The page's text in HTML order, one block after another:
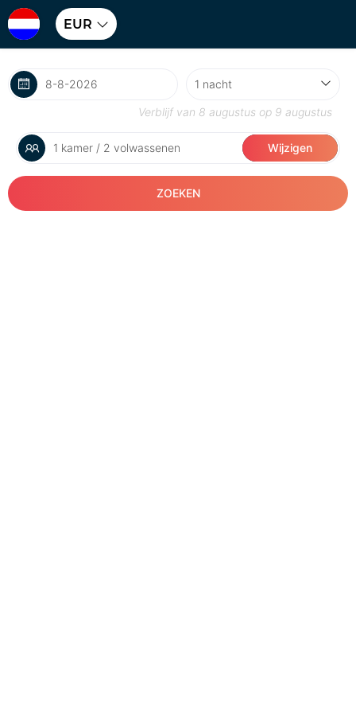
EUR
Verblijf van 8 augustus op 9 augustus
1 kamer / 2 volwassenen Wijzigen